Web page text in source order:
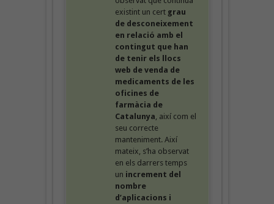
existint un cert grau
de desconeixement
en relació amb el
contingut que han
de tenir els llocs
web de venda de
medicaments de les
oficines de
farmàcia de
Catalunya, així com el
seu correcte
manteniment. Així
mateix, s’ha observat
en els darrers temps
un increment del
nombre
d’aplicacions i